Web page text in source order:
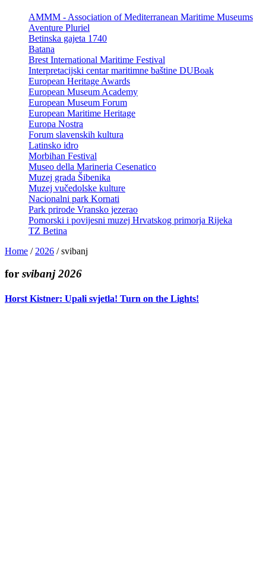
AMMM - Association of Mediterranean Maritime Museums
Aventure Pluriel
Betinska gajeta 1740
Batana
Brest International Maritime Festival
Interpretacijski centar maritimne baštine DUBoak
European Heritage Awards
European Museum Academy
European Museum Forum
European Maritime Heritage
Europa Nostra
Forum slavenskih kultura
Latinsko idro
Morbihan Festival
Museo della Marineria Cesenatico
Muzej grada Šibenika
Muzej vučedolske kulture
Nacionalni park Kornati
Park prirode Vransko jezerao
Pomorski i povijesni muzej Hrvatskog primorja Rijeka
TZ Betina
Home / 2026 /svibanj
for svibanj 2026
Horst Kistner: Upali svjetla! Turn on the Lights!